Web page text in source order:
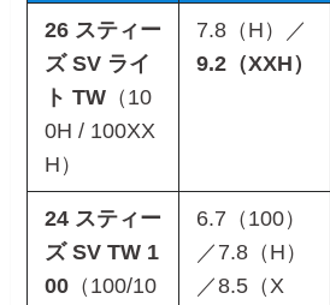
26 スティー
ズ SV ライ
ト TW（10
0H / 100XX
H）
7.8（H）／
9.2（XXH）
24 スティー
ズ SV TW 1
00（100/10
6.7（100）
／7.8（H）
／8.5（X